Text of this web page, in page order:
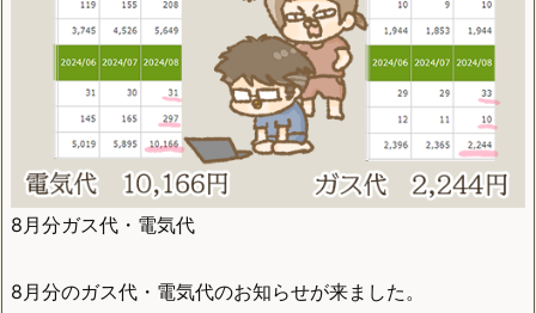
8月分ガス代・電気代
8月分のガス代・電気代のお知らせが来ました。